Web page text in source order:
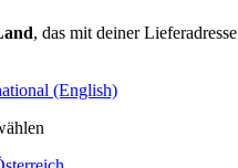
, das mit deiner Lieferadresse
(English)